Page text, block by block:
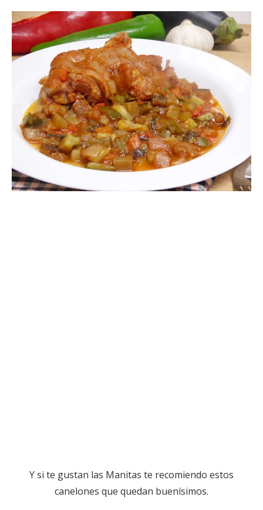
Y si te gustan las Manitas te recomiendo estos
canelones que quedan buenísimos.